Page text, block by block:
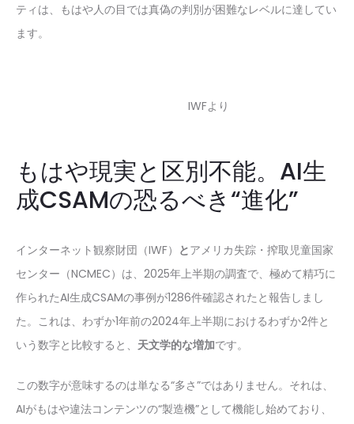
ティは、もはや人の目では真偽の判別が困難なレベルに達してい
ます。
IWFより
もはや現実と区別不能。AI生
成CSAMの恐るべき“進化”
インターネット観察財団（IWF） とアメリカ失踪・搾取児童国家
センター（NCMEC）は、2025年上半期の調査で、極めて精巧に
作られたAI生成CSAMの事例が1286件確認されたと報告しまし
た。これは、わずか1年前の2024年上半期におけるわずか2件と
いう数字と比較すると、 天文学的な増加です。
この数字が意味するのは単なる“多さ”ではありません。それは、
AIがもはや違法コンテンツの“製造機”として機能し始めており、